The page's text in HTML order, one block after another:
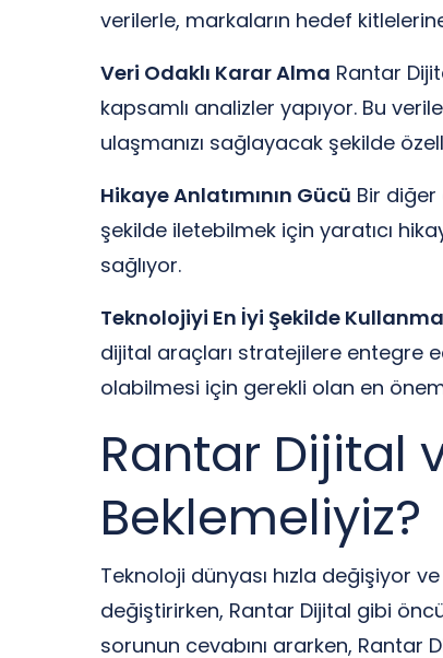
verilerle, markaların hedef
Veri Odaklı Karar Alma Rantar
kapsamlı analizler yapıyor. Bu
ulaşmanızı sağlayacak şekilde
Hikaye Anlatımının Gücü Bir diğer
şekilde iletebilmek için yaratıcı
sağlıyor.
Teknolojiyi En İyi Şekilde Kullanma
dijital araçları stratejilere entegre
olabilmesi için gerekli olan en
Rantar Dijital
Beklemeliyiz?
Teknoloji dünyası hızla değişiyor
değiştirirken, Rantar Dijital gibi
sorunun cevabını ararken, Rantar